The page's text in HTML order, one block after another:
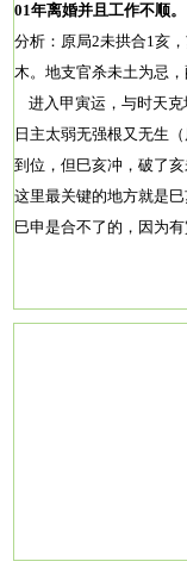
01年离婚并且工作不顺。
分析：原局2未拱合1亥
木。地支官杀未土为忌
进入甲寅运，与时天克
日主太弱无强根又无生
到位，但巳亥冲，破了
这里最关键的地方就是
巳申是合不了的，因为有